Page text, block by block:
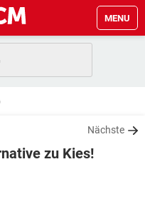
MENU
Nächste
zu Kies!